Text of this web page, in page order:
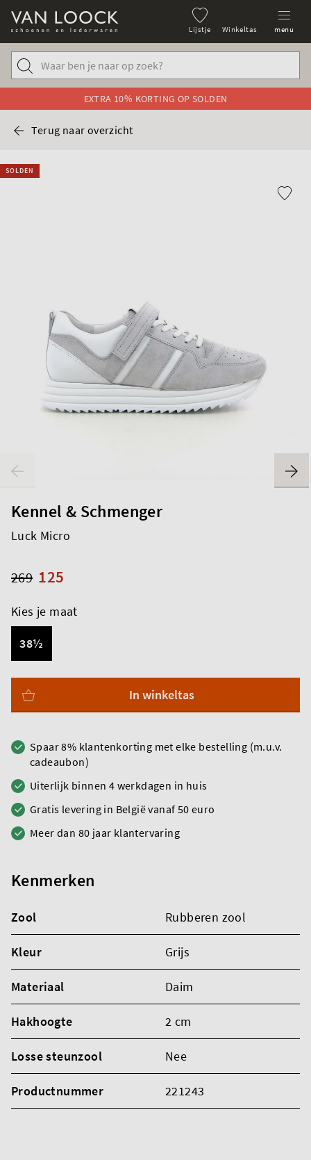
Lijstje Winkeltas menu
EXTRA 10% KORTING OP SOLDEN
Terug naar overzicht
SOLDEN
Kennel & Schmenger
Luck Micro
125
269
Kies je maat
38½
In winkeltas
Spaar 8% klantenkorting met elke bestelling (m.u.v.
cadeaubon)
Uiterlijk binnen 4 werkdagen in huis
Gratis levering in België vanaf 50 euro
Meer dan 80 jaar klantervaring
Kenmerken
Zool Rubberen zool
Kleur Grijs
Materiaal Daim
Hakhoogte 2 cm
Losse steunzool Nee
Productnummer 221243